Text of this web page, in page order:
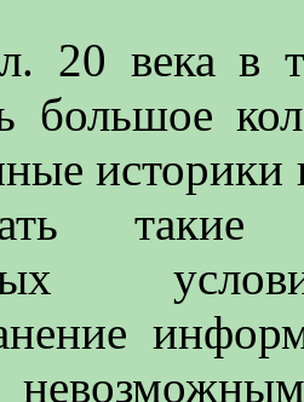
20 века в
большое
историки